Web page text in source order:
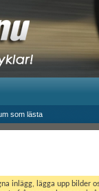
som lästa
inlägg, lägga upp